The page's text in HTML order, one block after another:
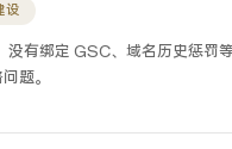
设
有绑定 GSC、域名历史惩罚
题。